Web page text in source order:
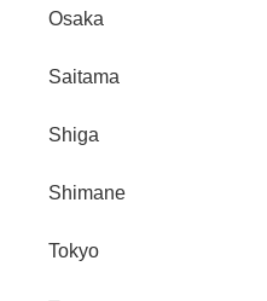
Osaka
Saitama
Shiga
Shimane
Tokyo